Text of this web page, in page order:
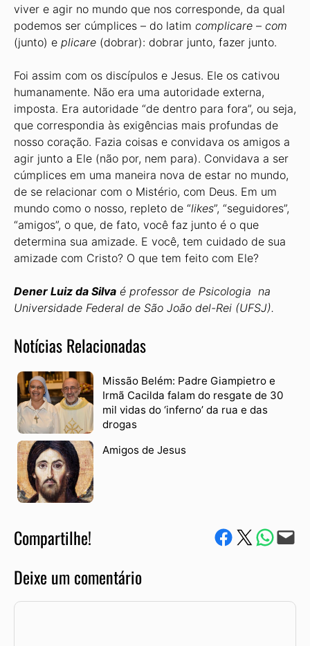
viver e agir no mundo que nos corresponde, da qual
podemos ser cúmplices – do latim complicare – com
(junto) e plicare (dobrar): dobrar junto, fazer junto.
Foi assim com os discípulos e Jesus. Ele os cativou
humanamente. Não era uma autoridade externa,
imposta. Era autoridade “de dentro para fora”, ou seja,
que correspondia às exigências mais profundas de
nosso coração. Fazia coisas e convidava os amigos a
agir junto a Ele (não por, nem para). Convidava a ser
cúmplices em uma maneira nova de estar no mundo,
de se relacionar com o Mistério, com Deus. Em um
mundo como o nosso, repleto de “likes”, “seguidores”,
“amigos”, o que, de fato, você faz junto é o que
determina sua amizade. E você, tem cuidado de sua
amizade com Cristo? O que tem feito com Ele?
Dener Luiz da Silva é professor de Psicologia na
Universidade Federal de São João del-Rei (UFSJ).
Notícias Relacionadas
Missão Belém: Padre Giampietro e
Irmã Cacilda falam do resgate de 30
mil vidas do ‘inferno’ da rua e das
drogas
Amigos de Jesus
Compartilhe! Compartilhe no Facebook
Compartilhe no Twitter
Compartile via
Envie via e-mail
Deixe um comentário
Comentário